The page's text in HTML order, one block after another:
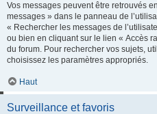
Vos messages peuvent être retrouvés
messages » dans le panneau de
« Rechercher les messages de
ou bien en cliquant sur le lien « Accès
du forum. Pour rechercher vos sujets,
choisissez les paramètres appropriés.
Haut
Surveillance et favoris